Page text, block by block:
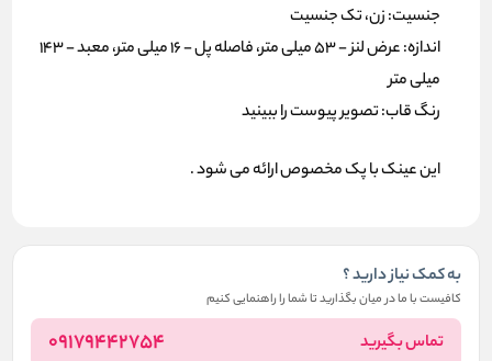
جنسیت: زن، تک جنسیت
اندازه: عرض لنز - 53 میلی متر، فاصله پل - 16 میلی متر، معبد - 143
میلی متر
رنگ قاب: تصویر پیوست را ببینید
این عینک با پک مخصوص ارائه می شود .
به کمک نیاز دارید ؟
کافیست با ما در میان بگذارید تا شما را راهنمایی کنیم
تماس بگیرید 09179442754